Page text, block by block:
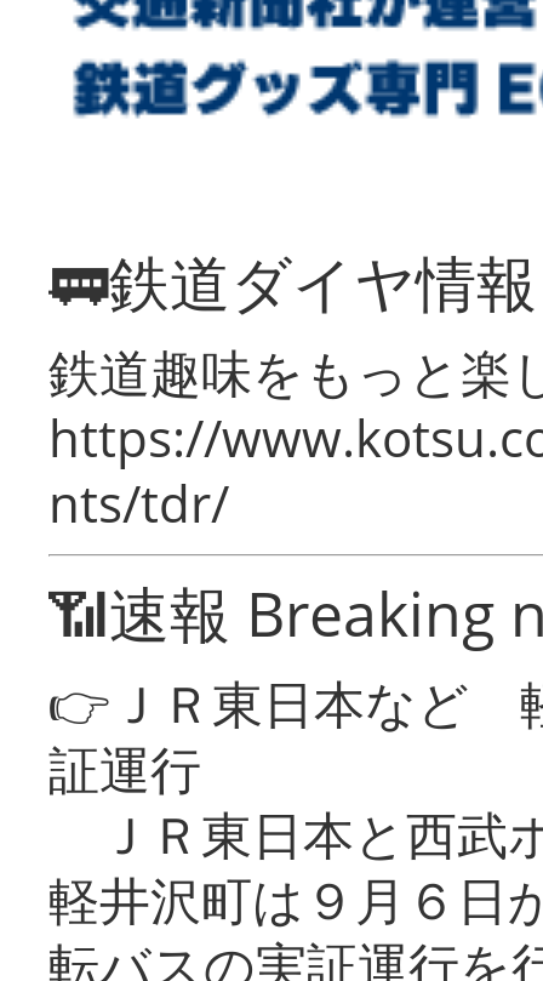
🚃鉄道ダイヤ情
鉄道趣味をもっと楽
https://
nts/tdr/
📶速報 Breaking
👉ＪＲ東日本など
証運行
ＪＲ東日本と西武
軽井沢町は９月６日
転バスの実証運行を